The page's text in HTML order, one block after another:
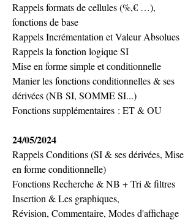
Rappels formats de cellules (%,€ …),
fonctions de base
Rappels Incrémentation et Valeur Absolues
Rappels la fonction logique SI
Mise en forme simple et conditionnelle
Manier les fonctions conditionnelles & ses
dérivées (NB SI, SOMME SI...)
Fonctions supplémentaires : ET & OU
24/05/2024
Rappels Conditions (SI & ses dérivées, Mise
en forme conditionnelle)
Fonctions Recherche & NB + Tri & filtres
Insertion & Les graphiques,
Révision, Commentaire, Modes d'affichage